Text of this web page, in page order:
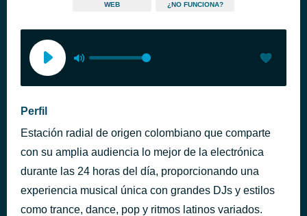
WEB ¿NO FUNCIONA?
Perfil
Estación radial de origen colombiano que comparte
con su amplia audiencia lo mejor de la electrónica
durante las 24 horas del día, proporcionando una
experiencia musical única con grandes DJs y estilos
como trance, dance, pop y ritmos latinos variados.